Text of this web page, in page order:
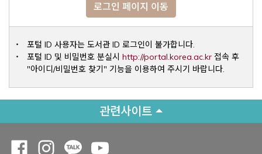
로그인 페이지 이동
포털 ID 사용자는 도서관 ID 로그인이 불가합니다.
포털 ID 및 비밀번호 분실시 http://portal.korea.ac.krOpens a
접속 후
"아이디/비밀번호 찾기" 기능을 이용하여 주시기 바랍니다.
관련사이트
Opens a new window
Opens a new window
Opens a new window